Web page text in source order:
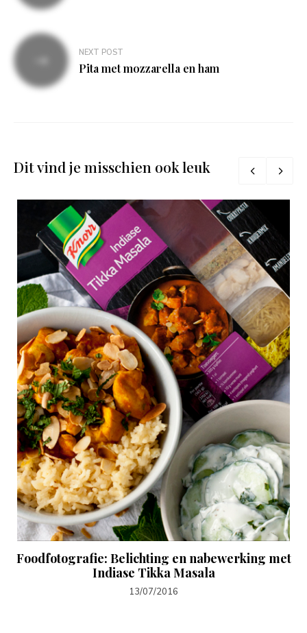
NEXT POST
Pita met mozzarella en ham
Dit vind je misschien ook leuk
Foodfotografie: Belichting en nabewerking met
Indiase Tikka Masala
13/07/2016